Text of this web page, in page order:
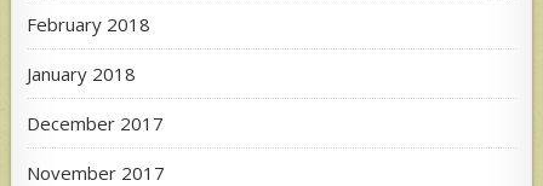
February 2018
January 2018
December 2017
November 2017